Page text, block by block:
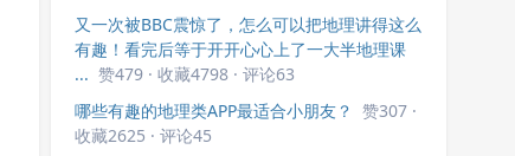
又一次被BBC震惊了，怎么可以把地理讲得这么
有趣！看完后等于开开心心上了一大半地理课
... 赞479 · 收藏4798 · 评论63
哪些有趣的地理类APP最适合小朋友？ 赞307 ·
收藏2625 · 评论45